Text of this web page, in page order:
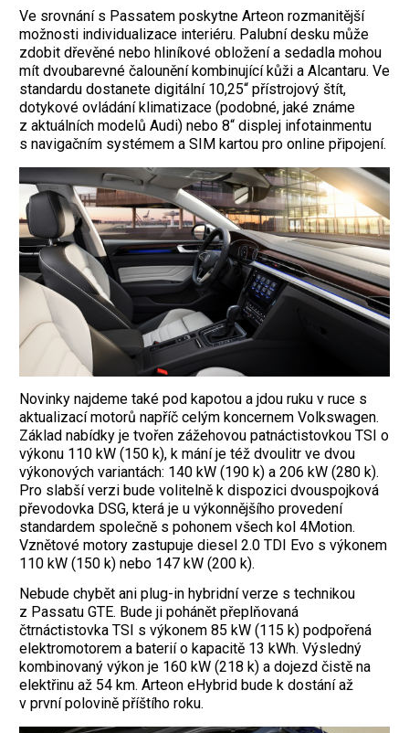
Ve srovnání s Passatem poskytne Arteon rozmanitější
možnosti individualizace interiéru. Palubní desku může
zdobit dřevěné nebo hliníkové obložení a sedadla mohou
mít dvoubarevné čalounění kombinující kůži a Alcantaru. Ve
standardu dostanete digitální 10,25“ přístrojový štít,
dotykové ovládání klimatizace (podobné, jaké známe
z aktuálních modelů Audi) nebo 8“ displej infotainmentu
s navigačním systémem a SIM kartou pro online připojení.
Novinky najdeme také pod kapotou a jdou ruku v ruce s
aktualizací motorů napříč celým koncernem Volkswagen.
Základ nabídky je tvořen zážehovou patnáctistovkou TSI o
výkonu 110 kW (150 k), k mání je též dvoulitr ve dvou
výkonových variantách: 140 kW (190 k) a 206 kW (280 k).
Pro slabší verzi bude volitelně k dispozici dvouspojková
převodovka DSG, která je u výkonnějšího provedení
standardem společně s pohonem všech kol 4Motion.
Vznětové motory zastupuje diesel 2.0 TDI Evo s výkonem
110 kW (150 k) nebo 147 kW (200 k).
Nebude chybět ani plug-in hybridní verze s technikou
z Passatu GTE. Bude ji pohánět přeplňovaná
čtrnáctistovka TSI s výkonem 85 kW (115 k) podpořená
elektromotorem a baterií o kapacitě 13 kWh. Výsledný
kombinovaný výkon je 160 kW (218 k) a dojezd čistě na
elektřinu až 54 km. Arteon eHybrid bude k dostání až
v první polovině příštího roku.